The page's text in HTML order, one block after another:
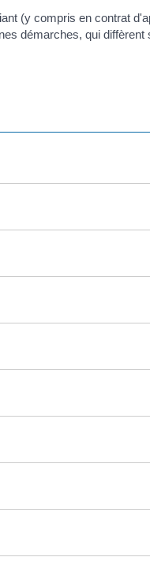
(y compris en contrat
démarches, qui